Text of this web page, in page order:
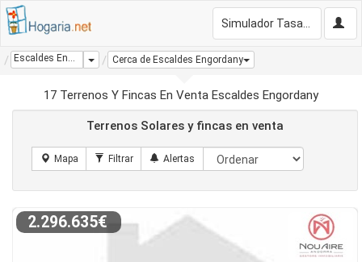
Escaldes Engordany Dropdown
Cerca de Escaldes Engordany
17 Terrenos Y Fincas En Venta Escaldes Engordany
Terrenos Solares y fincas en venta
2.296.635€